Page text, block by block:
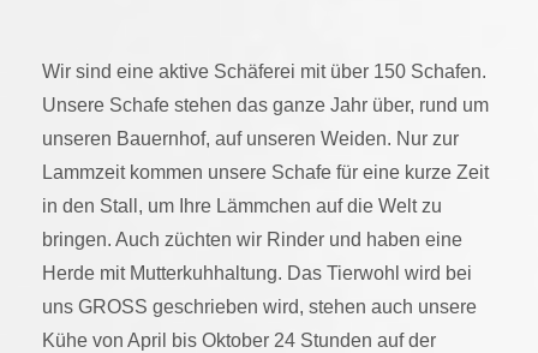
Wir sind eine aktive Schäferei mit über 150 Schafen.
Unsere Schafe stehen das ganze Jahr über, rund um
unseren Bauernhof, auf unseren Weiden. Nur zur
Lammzeit kommen unsere Schafe für eine kurze Zeit
in den Stall, um Ihre Lämmchen auf die Welt zu
bringen. Auch züchten wir Rinder und haben eine
Herde mit Mutterkuhhaltung. Das Tierwohl wird bei
uns GROSS geschrieben wird, stehen auch unsere
Kühe von April bis Oktober 24 Stunden auf der